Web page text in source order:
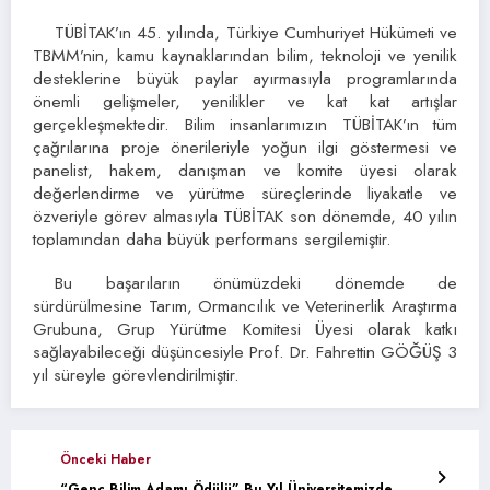
TÜBİTAK’ın 45. yılında, Türkiye Cumhuriyet Hükümeti ve
TBMM’nin, kamu kaynaklarından bilim, teknoloji ve yenilik
desteklerine büyük paylar ayırmasıyla programlarında
önemli gelişmeler, yenilikler ve kat kat artışlar
gerçekleşmektedir. Bilim insanlarımızın TÜBİTAK’ın tüm
çağrılarına proje önerileriyle yoğun ilgi göstermesi ve
panelist, hakem, danışman ve komite üyesi olarak
değerlendirme ve yürütme süreçlerinde liyakatle ve
özveriyle görev almasıyla TÜBİTAK son dönemde, 40 yılın
toplamından daha büyük performans sergilemiştir.
Bu başarıların önümüzdeki dönemde de
sürdürülmesine Tarım, Ormancılık ve Veterinerlik Araştırma
Grubuna, Grup Yürütme Komitesi Üyesi olarak katkı
sağlayabileceği düşüncesiyle Prof. Dr. Fahrettin GÖĞÜŞ 3
yıl süreyle görevlendirilmiştir.
Önceki Haber